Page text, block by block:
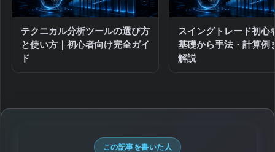
テクニカル分析ツールの選び方
と使い方｜初心者向け完全ガイ
ド
スイングトレード初心
基礎から手法・計算例
解説
この記事を書いた人